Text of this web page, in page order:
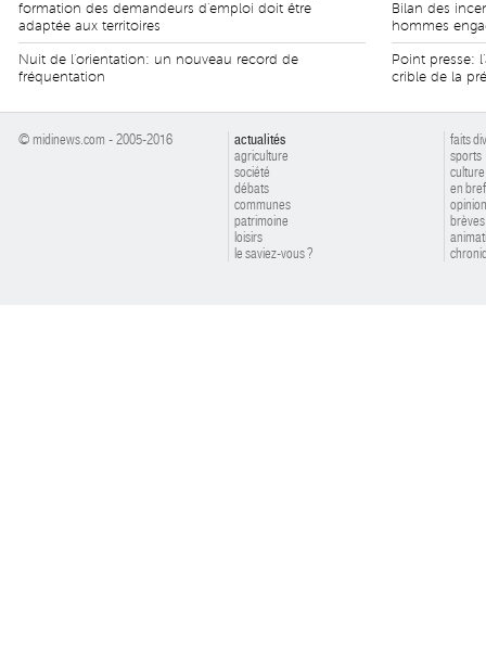
formation des demandeurs d'emploi doit être
adaptée aux territoires
Nuit de l'orientation: un nouveau record de
fréquentation
Bilan des
hommes
Point presse:
crible de la
© midinews.com - 2005-2016
actualités
agriculture
société
débats
communes
patrimoine
loisirs
le saviez-vous ?
faits
sports
culture
en bref
brèves